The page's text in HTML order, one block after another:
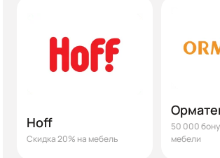
Hoff
Скидка 20% на мебель
50 000
мебели